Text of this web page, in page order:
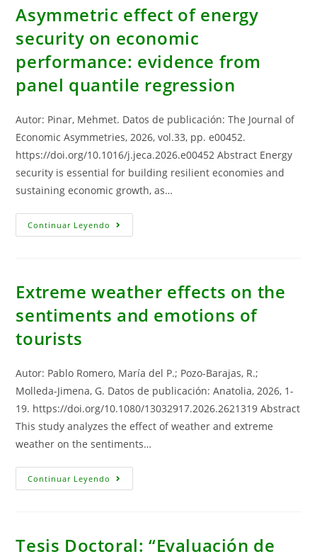
Institutional
Quality:
Impacts
On
Sustainable
Economic
Development
In
Union
Asymmetric effect of energy
security on economic
performance: evidence from
panel quantile regression
Autor: Pinar, Mehmet. Datos de publicación: The Journal of
Economic Asymmetries, 2026, vol.33, pp. e00452.
https://doi.org/10.1016/j.jeca.2026.e00452 Abstract Energy
security is essential for building resilient economies and
sustaining economic growth, as…
Continuar Leyendo Asymmetric
Effect
Economic
Performance:
From
Panel
Extreme weather effects on the
sentiments and emotions of
tourists
Autor: Pablo Romero, María del P.; Pozo-Barajas, R.;
Molleda-Jimena, G. Datos de publicación: Anatolia, 2026, 1-
19. https://doi.org/10.1080/13032917.2026.2621319 Abstract
This study analyzes the effect of weather and extreme
weather on the sentiments…
Continuar Leyendo Extreme
Weather
Emotions
Tesis Doctoral: “Evaluación de